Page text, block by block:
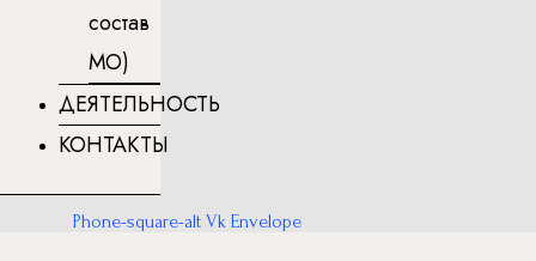
состав
МО)
ДЕЯТЕЛЬНОСТЬ
КОНТАКТЫ
Phone-square-alt Vk Envelope